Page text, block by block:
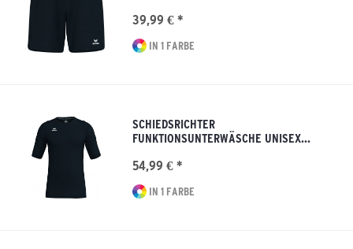
39,99 € *
IN 1 FARBE
SCHIEDSRICHTER
FUNKTIONSUNTERWÄSCHE UNISEX...
54,99 € *
IN 1 FARBE